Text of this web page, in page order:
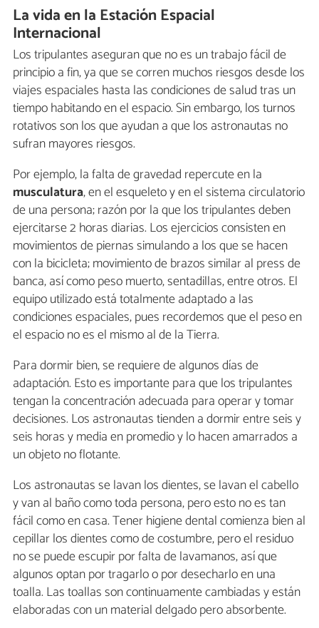
La vida en la Estación Espacial
Internacional
Los tripulantes aseguran que no es un trabajo fácil de
principio a fin, ya que se corren muchos riesgos desde los
viajes espaciales hasta las condiciones de salud tras un
tiempo habitando en el espacio. Sin embargo, los turnos
rotativos son los que ayudan a que los astronautas no
sufran mayores riesgos.
Por ejemplo, la falta de gravedad repercute en la
musculatura, en el esqueleto y en el sistema circulatorio
de una persona; razón por la que los tripulantes deben
ejercitarse 2 horas diarias. Los ejercicios consisten en
movimientos de piernas simulando a los que se hacen
con la bicicleta; movimiento de brazos similar al press de
banca, así como peso muerto, sentadillas, entre otros. El
equipo utilizado está totalmente adaptado a las
condiciones espaciales, pues recordemos que el peso en
el espacio no es el mismo al de la Tierra.
Para dormir bien, se requiere de algunos días de
adaptación. Esto es importante para que los tripulantes
tengan la concentración adecuada para operar y tomar
decisiones. Los astronautas tienden a dormir entre seis y
seis horas y media en promedio y lo hacen amarrados a
un objeto no flotante.
Los astronautas se lavan los dientes, se lavan el cabello
y van al baño como toda persona, pero esto no es tan
fácil como en casa. Tener higiene dental comienza bien al
cepillar los dientes como de costumbre, pero el residuo
no se puede escupir por falta de lavamanos, así que
algunos optan por tragarlo o por desecharlo en una
toalla. Las toallas son continuamente cambiadas y están
elaboradas con un material delgado pero absorbente.